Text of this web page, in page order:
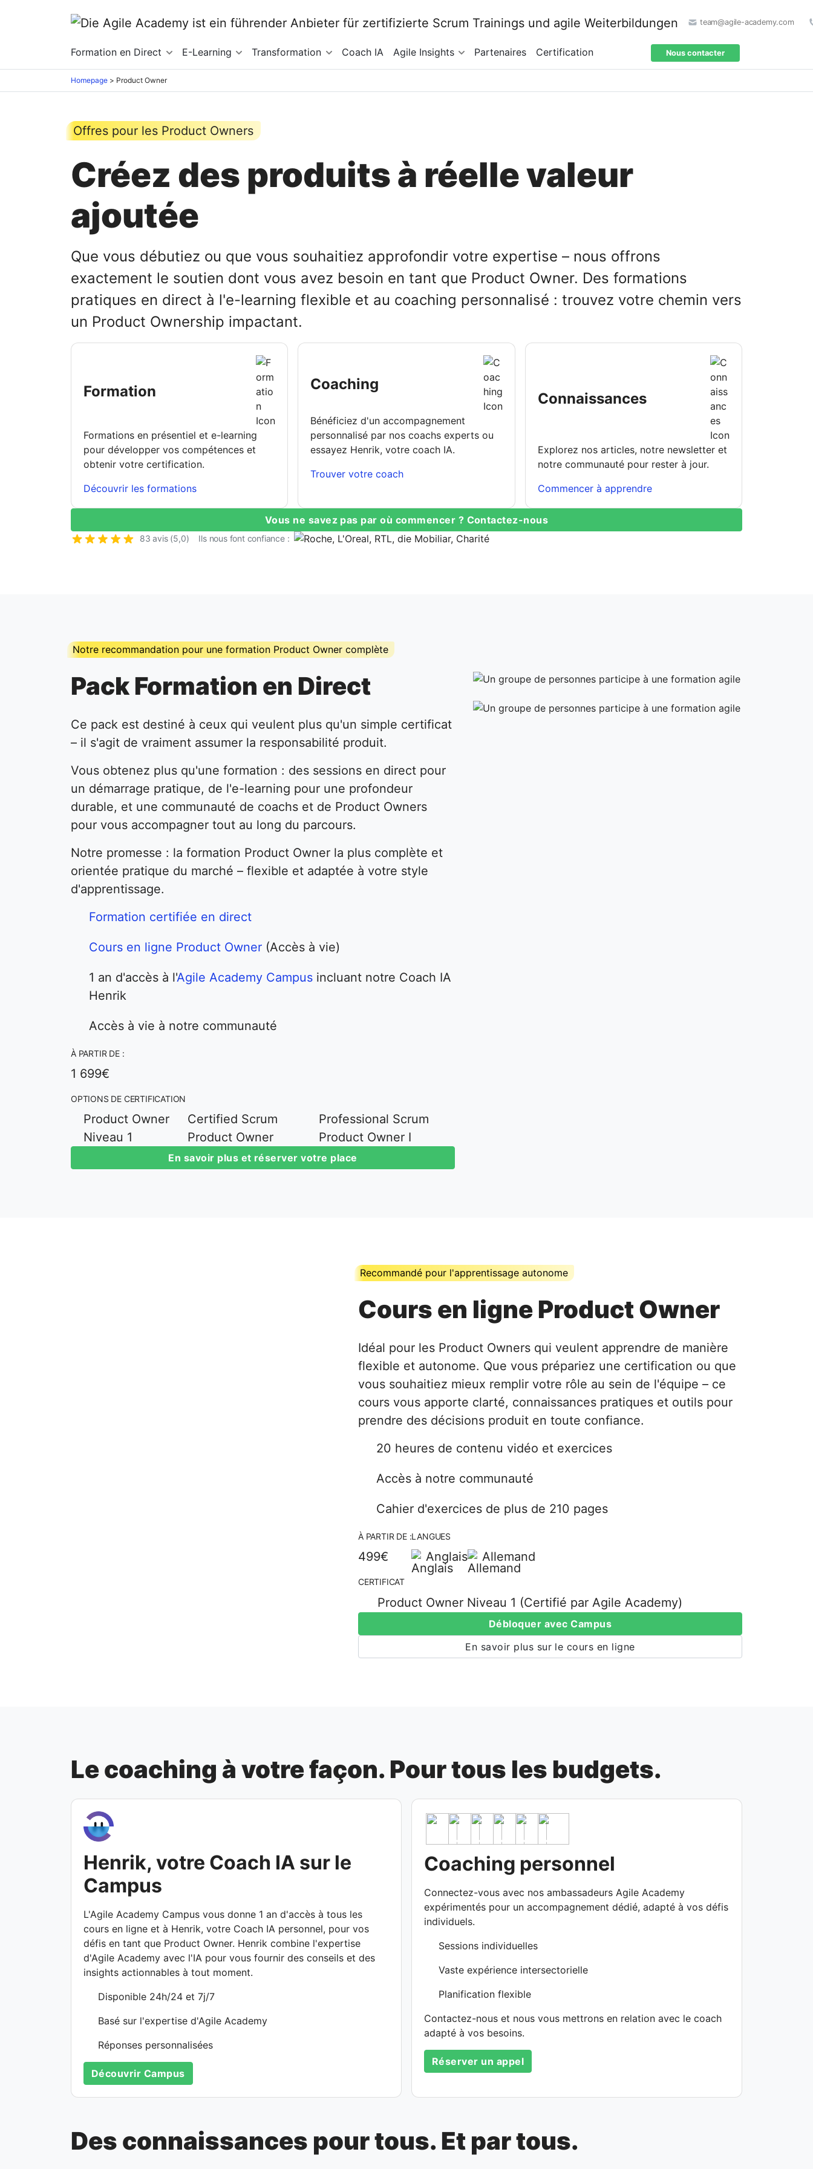
team@agile-academy.com
Formation en Direct E-Learning Transformation Coach IA Agile Insights Partenaires Certification Nous contacter
Homepage > Product Owner
Offres pour les Product Owners
Créez des produits à réelle valeur
ajoutée
Que vous débutiez ou que vous souhaitiez approfondir votre expertise – nous offrons
exactement le soutien dont vous avez besoin en tant que Product Owner. Des formations
pratiques en direct à l'e-learning flexible et au coaching personnalisé : trouvez votre chemin vers
un Product Ownership impactant.
Formation
Formations en présentiel et e-learning
pour développer vos compétences et
obtenir votre certification.
Découvrir les formations
Coaching
Bénéficiez d'un accompagnement
personnalisé par nos coachs experts ou
essayez Henrik, votre coach IA.
Trouver votre coach
Connaissances
Explorez nos articles, notre newsletter et
notre communauté pour rester à jour.
Commencer à apprendre
Vous ne savez pas par où commencer ? Contactez-nous
83 avis (5,0) Ils nous font confiance :
Notre recommandation pour une formation Product Owner complète
Pack Formation en Direct
Ce pack est destiné à ceux qui veulent plus qu'un simple certificat
– il s'agit de vraiment assumer la responsabilité produit.
Vous obtenez plus qu'une formation : des sessions en direct pour
un démarrage pratique, de l'e-learning pour une profondeur
durable, et une communauté de coachs et de Product Owners
pour vous accompagner tout au long du parcours.
Notre promesse : la formation Product Owner la plus complète et
orientée pratique du marché – flexible et adaptée à votre style
d'apprentissage.
Formation certifiée en direct
Cours en ligne Product Owner (Accès à vie)
1 an d'accès à l'Agile Academy Campus incluant notre Coach IA
Henrik
Accès à vie à notre communauté
À PARTIR DE :
1 699€
OPTIONS DE CERTIFICATION
Product Owner
Niveau 1
Certified Scrum
Product Owner
Professional Scrum
Product Owner I
En savoir plus et réserver votre place
Recommandé pour l'apprentissage autonome
Cours en ligne Product Owner
Idéal pour les Product Owners qui veulent apprendre de manière
flexible et autonome. Que vous prépariez une certification ou que
vous souhaitiez mieux remplir votre rôle au sein de l'équipe – ce
cours vous apporte clarté, connaissances pratiques et outils pour
prendre des décisions produit en toute confiance.
20 heures de contenu vidéo et exercices
Accès à notre communauté
Cahier d'exercices de plus de 210 pages
À PARTIR DE :
499€
LANGUES
Anglais Allemand
CERTIFICAT
Product Owner Niveau 1 (Certifié par Agile Academy)
Débloquer avec Campus
En savoir plus sur le cours en ligne
Le coaching à votre façon. Pour tous les budgets.
Henrik, votre Coach IA sur le
Campus
L'Agile Academy Campus vous donne 1 an d'accès à tous les
cours en ligne et à Henrik, votre Coach IA personnel, pour vos
défis en tant que Product Owner. Henrik combine l'expertise
d'Agile Academy avec l'IA pour vous fournir des conseils et des
insights actionnables à tout moment.
Disponible 24h/24 et 7j/7
Basé sur l'expertise d'Agile Academy
Réponses personnalisées
Découvrir Campus
Coaching personnel
Connectez-vous avec nos ambassadeurs Agile Academy
expérimentés pour un accompagnement dédié, adapté à vos défis
individuels.
Sessions individuelles
Vaste expérience intersectorielle
Planification flexible
Contactez-nous et nous vous mettrons en relation avec le coach
adapté à vos besoins.
Réserver un appel
Des connaissances pour tous. Et par tous.